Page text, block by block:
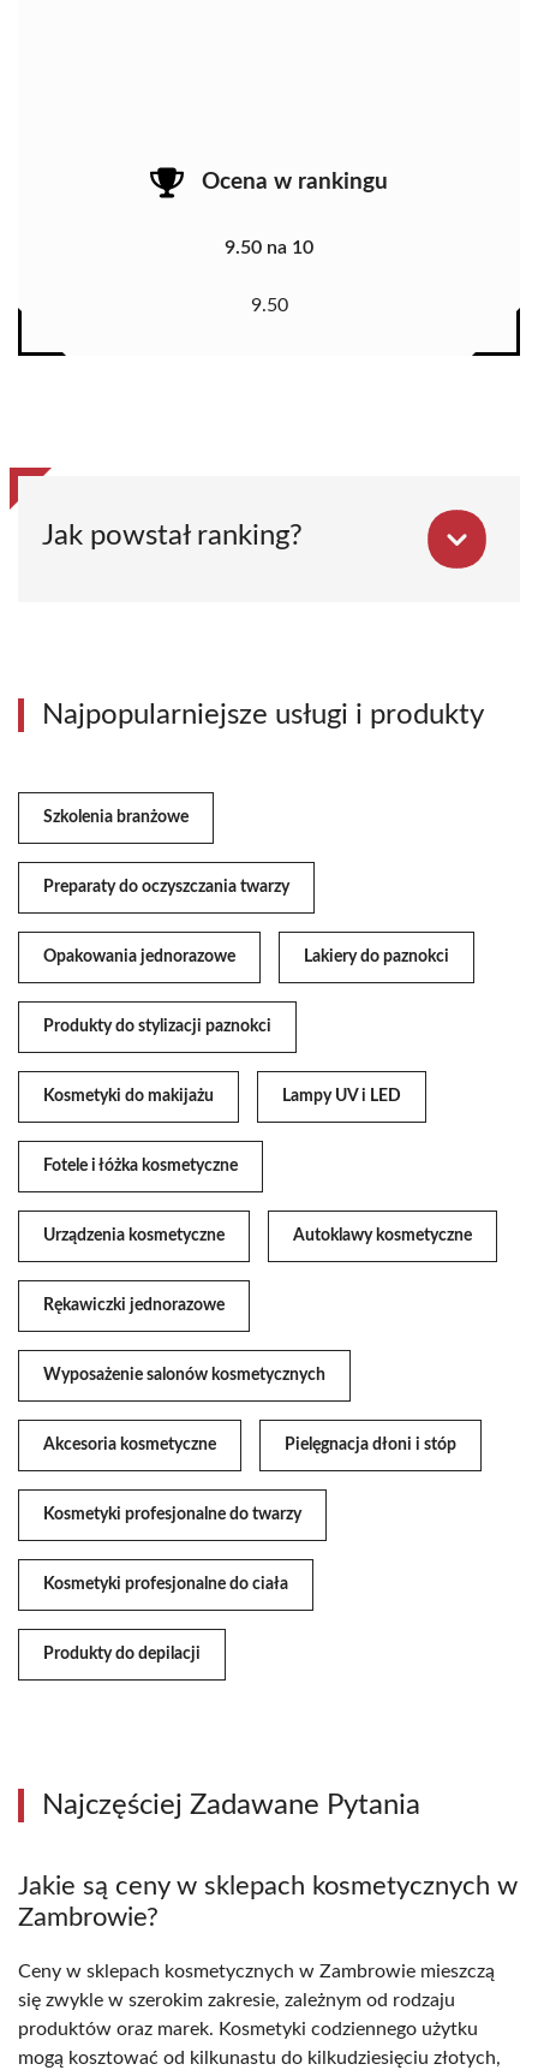
Ocena w rankingu
9.50 na 10
9.50
Jak powstał ranking?
Najpopularniejsze usługi i produkty
Szkolenia branżowe
Preparaty do oczyszczania twarzy
Opakowania jednorazowe Lakiery do paznokci
Produkty do stylizacji paznokci
Kosmetyki do makijażu Lampy UV i LED
Fotele i łóżka kosmetyczne
Urządzenia kosmetyczne Autoklawy kosmetyczne
Rękawiczki jednorazowe
Wyposażenie salonów kosmetycznych
Akcesoria kosmetyczne Pielęgnacja dłoni i stóp
Kosmetyki profesjonalne do twarzy
Kosmetyki profesjonalne do ciała
Produkty do depilacji
Najczęściej Zadawane Pytania
Jakie są ceny w sklepach kosmetycznych w
Zambrowie?
Ceny w sklepach kosmetycznych w Zambrowie mieszczą
się zwykle w szerokim zakresie, zależnym od rodzaju
produktów oraz marek. Kosmetyki codziennego użytku
mogą kosztować od kilkunastu do kilkudziesięciu złotych,